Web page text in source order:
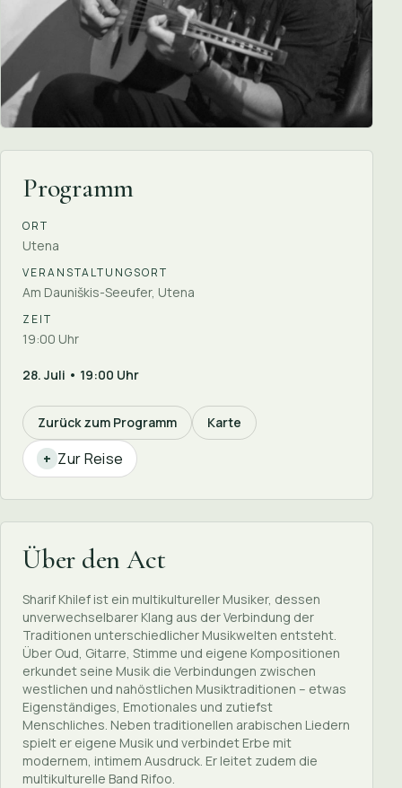
Programm
ORT
Utena
VERANSTALTUNGSORT
Am Dauniškis-Seeufer, Utena
ZEIT
19:00 Uhr
28. Juli • 19:00 Uhr
Zurück zum Programm Karte
+ Zur Reise
Über den Act
Sharif Khilef ist ein multikultureller Musiker, dessen
unverwechselbarer Klang aus der Verbindung der
Traditionen unterschiedlicher Musikwelten entsteht.
Über Oud, Gitarre, Stimme und eigene Kompositionen
erkundet seine Musik die Verbindungen zwischen
westlichen und nahöstlichen Musiktraditionen – etwas
Eigenständiges, Emotionales und zutiefst
Menschliches. Neben traditionellen arabischen Liedern
spielt er eigene Musik und verbindet Erbe mit
modernem, intimem Ausdruck. Er leitet zudem die
multikulturelle Band Rifoo.